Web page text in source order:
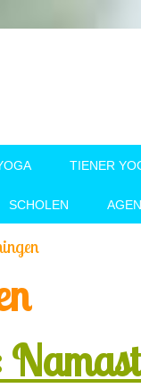
TIENER
SCHOLEN